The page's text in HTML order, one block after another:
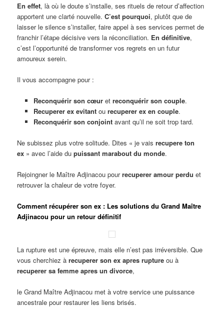
En effet, là où le doute s’installe, ses rituels de retour d’affection
apportent une clarté nouvelle.C’est pourquoi, plutôt que de
laisser le silence s’installer, faire appel à ses services permet de
franchir l’étape décisive vers la réconciliation. En définitive,
c’est l’opportunité de transformer vos regrets en un futur
amoureux serein.
Il vous accompagne pour :
Reconquérir son cœuret reconquérir son couple.
Recuperer ex evitantou recuperer ex en couple.
Reconquérir son conjointavant qu’il ne soit trop tard.
Ne subissez plus votre solitude. Dites « je vaisrecupere ton
ex » avec l’aide dupuissant marabout du monde.
Rejoingner le Maître Adjinacou pourrecuperer amour perdu et
retrouver la chaleur de votre foyer.
Comment récupérer son ex : Les solutions du Grand Maître
Adjinacou pour un retour définitif
La rupture est une épreuve, mais elle n’est pas irréversible. Que
vous cherchiez àrecuperer son ex apres rupture ou à
recuperer sa femme apres un divorce,
le Grand Maître Adjinacou met à votre service une puissance
ancestrale pour restaurer les liens brisés.